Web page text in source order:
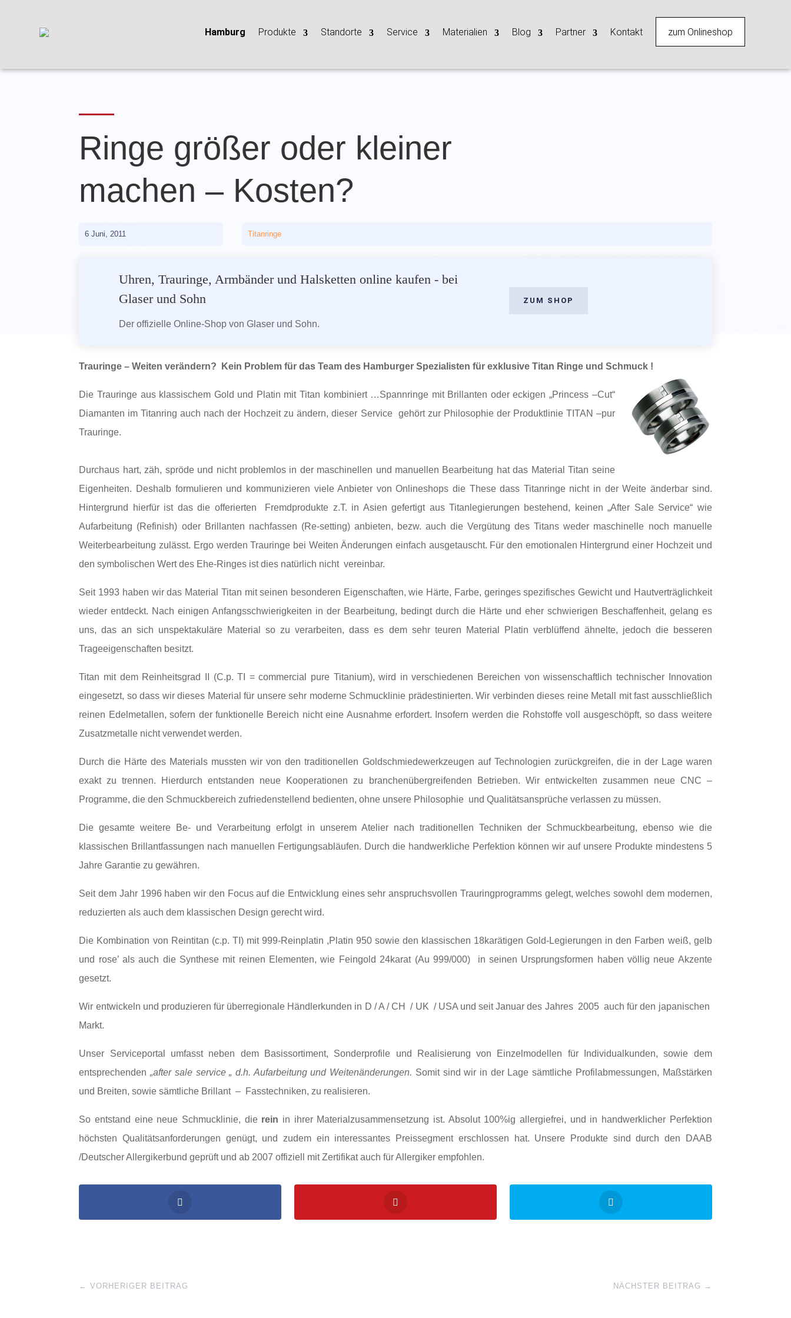
Hamburg Produkte Standorte Service Materialien Blog Partner Kontakt zum Onlineshop
Ringe größer oder kleiner
machen – Kosten?
6 Juni, 2011 Titanringe
Uhren, Trauringe, Armbänder und Halsketten online kaufen - bei
Glaser und Sohn
Der offizielle Online-Shop von Glaser und Sohn.
ZUM SHOP
Trauringe – Weiten verändern? Kein Problem für das Team des Hamburger Spezialisten für exklusive Titan Ringe und Schmuck !
Die Trauringe aus klassischem Gold und Platin mit Titan kombiniert …Spannringe mit Brillanten oder eckigen „Princess –Cut“
Diamanten im Titanring auch nach der Hochzeit zu ändern, dieser Service gehört zur Philosophie der Produktlinie TITAN –pur
Trauringe.
Durchaus hart, zäh, spröde und nicht problemlos in der maschinellen und manuellen Bearbeitung hat das Material Titan seine
Eigenheiten. Deshalb formulieren und kommunizieren viele Anbieter von Onlineshops die These dass Titanringe nicht in der Weite änderbar sind.
Hintergrund hierfür ist das die offerierten Fremdprodukte z.T. in Asien gefertigt aus Titanlegierungen bestehend, keinen „After Sale Service“ wie
Aufarbeitung (Refinish) oder Brillanten nachfassen (Re-setting) anbieten, bezw. auch die Vergütung des Titans weder maschinelle noch manuelle
Weiterbearbeitung zulässt. Ergo werden Trauringe bei Weiten Änderungen einfach ausgetauscht. Für den emotionalen Hintergrund einer Hochzeit und
den symbolischen Wert des Ehe-Ringes ist dies natürlich nicht vereinbar.
Seit 1993 haben wir das Material Titan mit seinen besonderen Eigenschaften, wie Härte, Farbe, geringes spezifisches Gewicht und Hautverträglichkeit
wieder entdeckt. Nach einigen Anfangsschwierigkeiten in der Bearbeitung, bedingt durch die Härte und eher schwierigen Beschaffenheit, gelang es
uns, das an sich unspektakuläre Material so zu verarbeiten, dass es dem sehr teuren Material Platin verblüffend ähnelte, jedoch die besseren
Trageeigenschaften besitzt.
Titan mit dem Reinheitsgrad II (C.p. TI = commercial pure Titanium), wird in verschiedenen Bereichen von wissenschaftlich technischer Innovation
eingesetzt, so dass wir dieses Material für unsere sehr moderne Schmucklinie prädestinierten. Wir verbinden dieses reine Metall mit fast ausschließlich
reinen Edelmetallen, sofern der funktionelle Bereich nicht eine Ausnahme erfordert. Insofern werden die Rohstoffe voll ausgeschöpft, so dass weitere
Zusatzmetalle nicht verwendet werden.
Durch die Härte des Materials mussten wir von den traditionellen Goldschmiedewerkzeugen auf Technologien zurückgreifen, die in der Lage waren
exakt zu trennen. Hierdurch entstanden neue Kooperationen zu branchenübergreifenden Betrieben. Wir entwickelten zusammen neue CNC –
Programme, die den Schmuckbereich zufriedenstellend bedienten, ohne unsere Philosophie und Qualitätsansprüche verlassen zu müssen.
Die gesamte weitere Be- und Verarbeitung erfolgt in unserem Atelier nach traditionellen Techniken der Schmuckbearbeitung, ebenso wie die
klassischen Brillantfassungen nach manuellen Fertigungsabläufen. Durch die handwerkliche Perfektion können wir auf unsere Produkte mindestens 5
Jahre Garantie zu gewähren.
Seit dem Jahr 1996 haben wir den Focus auf die Entwicklung eines sehr anspruchsvollen Trauringprogramms gelegt, welches sowohl dem modernen,
reduzierten als auch dem klassischen Design gerecht wird.
Die Kombination von Reintitan (c.p. TI) mit 999-Reinplatin ,Platin 950 sowie den klassischen 18karätigen Gold-Legierungen in den Farben weiß, gelb
und rose’ als auch die Synthese mit reinen Elementen, wie Feingold 24karat (Au 999/000) in seinen Ursprungsformen haben völlig neue Akzente
gesetzt.
Wir entwickeln und produzieren für überregionale Händlerkunden in D / A / CH / UK / USA und seit Januar des Jahres 2005 auch für den japanischen
Markt.
Unser Serviceportal umfasst neben dem Basissortiment, Sonderprofile und Realisierung von Einzelmodellen für Individualkunden, sowie dem
entsprechenden„after sale service „ d.h. Aufarbeitung und Weitenänderungen. Somit sind wir in der Lage sämtliche Profilabmessungen, Maßstärken
und Breiten, sowie sämtliche Brillant – Fasstechniken, zu realisieren.
So entstand eine neue Schmucklinie, die rein in ihrer Materialzusammensetzung ist. Absolut 100%ig allergiefrei, und in handwerklicher Perfektion
höchsten Qualitätsanforderungen genügt, und zudem ein interessantes Preissegment erschlossen hat. Unsere Produkte sind durch den DAAB
/Deutscher Allergikerbund geprüft und ab 2007 offiziell mit Zertifikat auch für Allergiker empfohlen.
←VORHERIGER BEITRAG NÄCHSTER BEITRAG →